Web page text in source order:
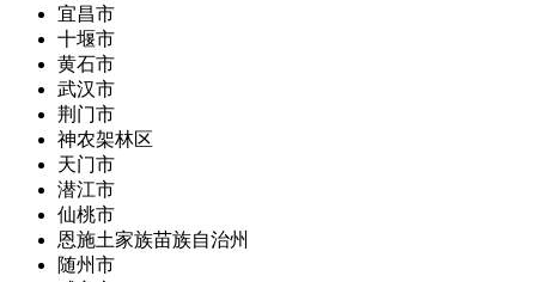
宜昌市
十堰市
黄石市
武汉市
荆门市
神农架林区
天门市
潜江市
仙桃市
恩施土家族苗族自治州
随州市